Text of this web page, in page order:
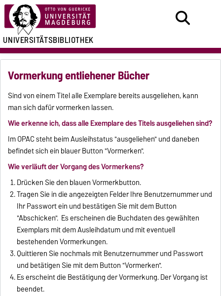
UNIVERSITÄTSBIBLIOTHEK
Vormerkung entliehener Bücher
Sind von einem Titel alle Exemplare bereits ausgeliehen, kann
man sich dafür vormerken lassen.
Wie erkenne ich, dass alle Exemplare des Titels ausgeliehen sind?
Im OPAC steht beim Ausleihstatus "ausgeliehen" und daneben
befindet sich ein blauer Button "Vormerken".
Wie verläuft der Vorgang des Vormerkens?
Drücken Sie den blauen Vormerkbutton.
Tragen Sie in die angezeigten Felder Ihre Benutzernummer und
Ihr Passwort ein und bestätigen Sie mit dem Button
"Abschicken". Es erscheinen die Buchdaten des gewählten
Exemplars mit dem Ausleihdatum und mit eventuell
bestehenden Vormerkungen.
Quittieren Sie nochmals mit Benutzernummer und Passwort
und betätigen Sie mit dem Button "Vormerken".
Es erscheint die Bestätigung der Vormerkung. Der Vorgang ist
beendet.